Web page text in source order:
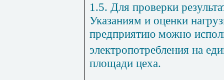
1.5. Для проверки
Указаниям и оценки
предприятию можно
электропотребления на
площади цеха.